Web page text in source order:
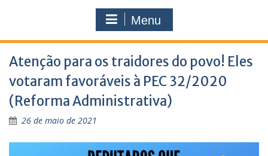
Menu
Atenção para os traidores do povo! Eles
votaram favoráveis à PEC 32/2020
(Reforma Administrativa)
26 de maio de 2021